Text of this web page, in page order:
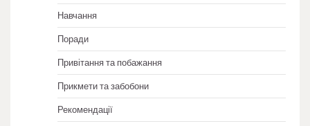
Навчання
Поради
Привітання та побажання
Прикмети та забобони
Рекомендації